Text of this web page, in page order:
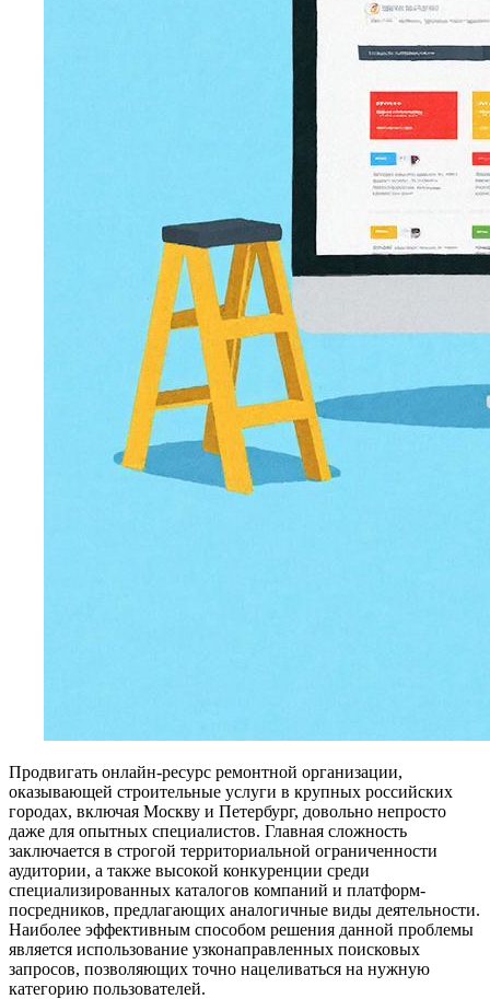
Продвигать онлайн-ресурс ремонтной организации,
оказывающей строительные услуги в крупных российских
городах, включая Москву и Петербург, довольно непросто
даже для опытных специалистов. Главная сложность
заключается в строгой территориальной ограниченности
аудитории, а также высокой конкуренции среди
специализированных каталогов компаний и платформ-
посредников, предлагающих аналогичные виды деятельности.
Наиболее эффективным способом решения данной проблемы
является использование узконаправленных поисковых
запросов, позволяющих точно нацеливаться на нужную
категорию пользователей.